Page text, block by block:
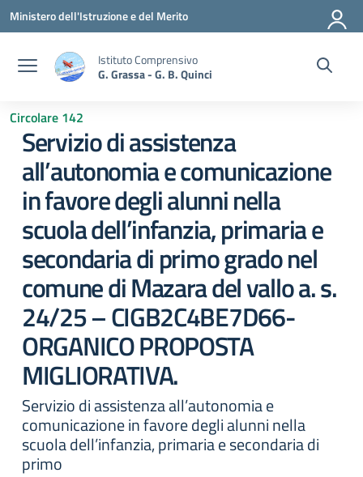
Vai ai contenuti
Vai al menu di navigazione
Vai al footer
Ministero dell'Istruzione e del Merito
Istituto Comprensivo
G. Grassa - G. B. Quinci
Circolare 142
Servizio di assistenza
all’autonomia e comunicazione
in favore degli alunni nella
scuola dell’infanzia, primaria e
secondaria di primo grado nel
comune di Mazara del vallo a. s.
24/25 – CIGB2C4BE7D66-
ORGANICO PROPOSTA
MIGLIORATIVA.
Servizio di assistenza all’autonomia e
comunicazione in favore degli alunni nella
scuola dell’infanzia, primaria e secondaria di
primo